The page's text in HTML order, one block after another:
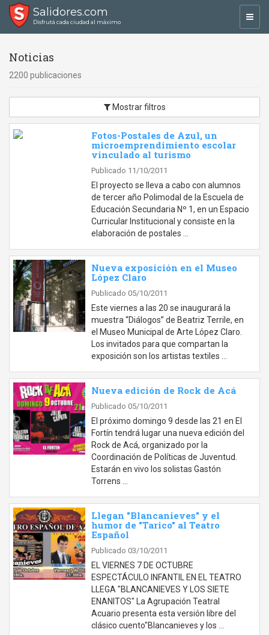
Salidores.com
Disfrutá cada ciudad al máximo
Noticias
2200 publicaciones
Mostrar filtros
Fotos-Postales de Azul, un
microemprendimiento escolar
vinculado al turismo
Publicado 11/10/2011
El proyecto se lleva a cabo con alumnos
de tercer año Polimodal de la Escuela de
Educación Secundaria Nº 1, en un Espacio
Curricular Institucional y consiste en la
elaboración de postales …
Nueva exposición en el Museo
López Claro
Publicado 05/10/2011
Este viernes a las 20 se inaugurará la
muestra “Diálogos” de Beatriz Terrile, en
el Museo Municipal de Arte López Claro.
Los invitados para que compartan la
exposición son los artistas textiles …
Nueva edición de Rock de Acá
Publicado 05/10/2011
El próximo domingo 9 desde las 21 en El
Fortín tendrá lugar una nueva edición del
Rock de Acá, organizado por la
Coordinación de Políticas de Juventud.
Estarán en vivo los solistas Gastón
Torrens …
Llegan "Blancanieves" y el
humor de "Tarico" al Teatro
Español
Publicado 03/10/2011
EL VIERNES 7 DE OCTUBRE
ESPECTÁCULO INFANTIL EN EL TEATRO
LLEGA "BLANCANIEVES Y LOS SIETE
ENANITOS" La Agrupación Teatral
Acuario presenta esta versión libre del
clásico cuento"Blancanieves y los …